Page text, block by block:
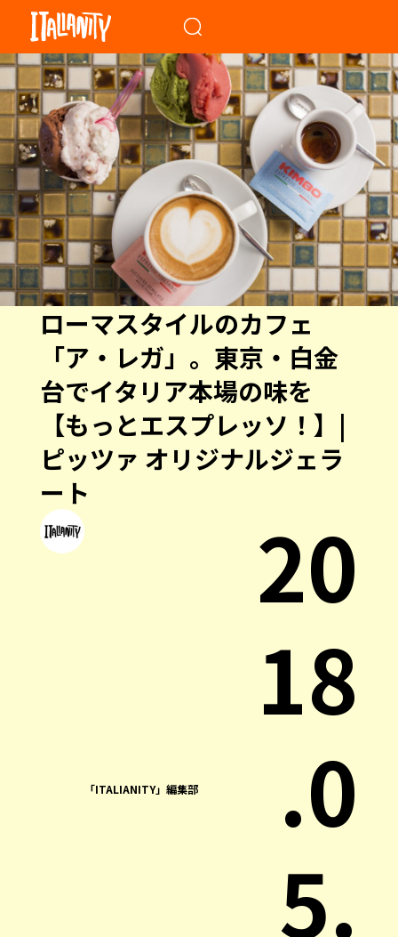
ローマスタイルのカフェ
「ア・レガ」。東京・白金
台でイタリア本場の味を
【もっとエスプレッソ！】|
ピッツァ オリジナルジェラ
ート
「ITALIANITY」編集部
20
18
.0
5.